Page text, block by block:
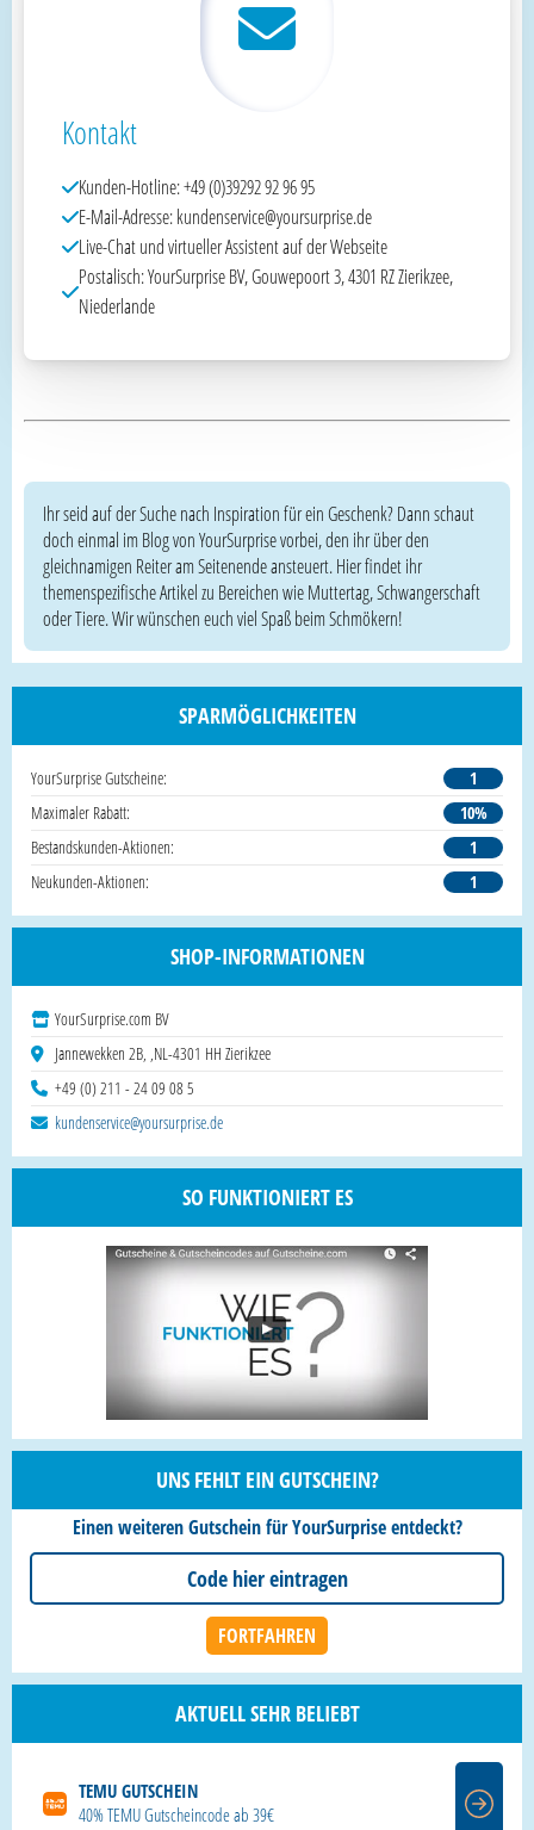
Kontakt
Kunden-Hotline: +49 (0)39292 92 96 95
E-Mail-Adresse: kundenservice@yoursurprise.de
Live-Chat und virtueller Assistent auf der Webseite
Postalisch: YourSurprise BV, Gouwepoort 3, 4301 RZ Zierikzee,
Niederlande
Ihr seid auf der Suche nach Inspiration für ein Geschenk? Dann schaut
doch einmal im Blog von YourSurprise vorbei, den ihr über den
gleichnamigen Reiter am Seitenende ansteuert. Hier findet ihr
themenspezifische Artikel zu Bereichen wie Muttertag, Schwangerschaft
oder Tiere. Wir wünschen euch viel Spaß beim Schmökern!
SPARMÖGLICHKEITEN
YourSurprise Gutscheine:
1
Maximaler Rabatt:
10%
Bestandskunden-Aktionen:
1
Neukunden-Aktionen:
1
SHOP-INFORMATIONEN
YourSurprise.com BV
Jannewekken 2B, ,NL-4301 HH Zierikzee
+49 (0) 211 - 24 09 08 5
kundenservice@yoursurprise.de
SO FUNKTIONIERT ES
UNS FEHLT EIN GUTSCHEIN?
Einen weiteren Gutschein für YourSurprise entdeckt?
AKTUELL SEHR BELIEBT
TEMU GUTSCHEIN
40% TEMU Gutscheincode ab 39€